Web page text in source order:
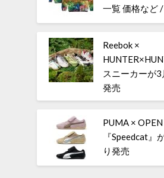
一覧 価格など /
Reebok ×
スニーカーが
発売
PUMA × OPEN
『Speedcat』
り発売